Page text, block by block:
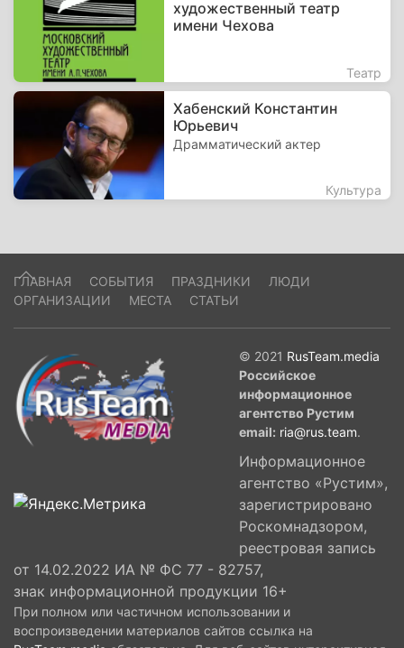
художественный театр
имени Чехова
Театр
Хабенский Константин
Юрьевич
Драмматический актер
Культура
ГЛАВНАЯ СОБЫТИЯ ПРАЗДНИКИ
ЛЮДИ
ОРГАНИЗАЦИИ
МЕСТА СТАТЬИ
© 2021 RusTeam.media
Российское
информационное
агентство Рустим
email: ria@rus.team.
Информационное
агентство «Рустим»,
зарегистрировано
Роскомнадзором,
реестровая запись
от 14.02.2022 ИА № ФС 77 - 82757,
знак информационной продукции 16+
При полном или частичном использовании и
воспроизведении материалов сайтов ссылка на